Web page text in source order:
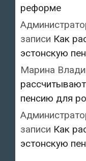
реформе
записи Как
эстонскую
Марина
пенсию для
записи Как
эстонскую